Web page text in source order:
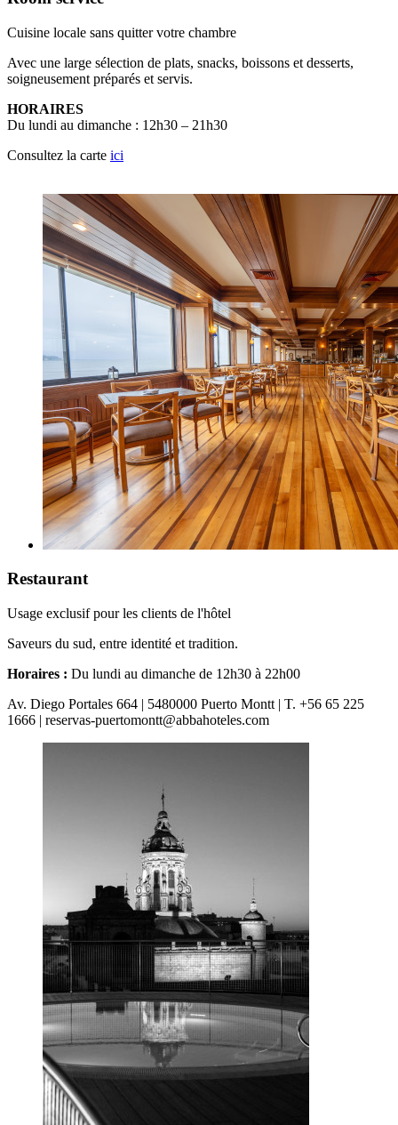
Cuisine locale sans quitter votre chambre
Avec une large sélection de plats, snacks, boissons et desserts,
soigneusement préparés et servis.
HORAIRES
Du lundi au dimanche : 12h30 – 21h30
Consultez la carte ici
Restaurant
Usage exclusif pour les clients de l'hôtel
Saveurs du sud, entre identité et tradition.
Horaires : Du lundi au dimanche de 12h30 à 22h00
Av. Diego Portales 664 | 5480000 Puerto Montt | T. +56 65 225
1666 | reservas-puertomontt@abbahoteles.com